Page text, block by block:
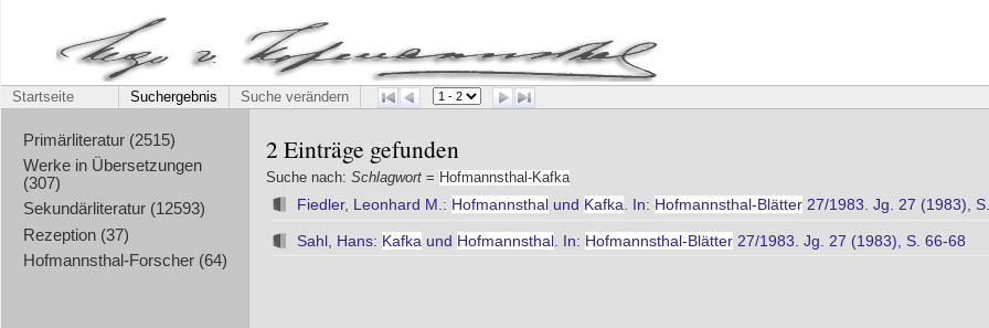
Startseite Suchergebnis Suche verändern
Primärliteratur (2515)
Werke in Übersetzungen
(307)
Sekundärliteratur (12593)
Rezeption (37)
Hofmannsthal-Forscher (64)
2 Einträge gefunden
Suche nach: Schlagwort = Hofmannsthal-Kafka
Fiedler, Leonhard M.: Hofmannsthal und Kafka. In: Hofmannsthal-Blätter 27/1983. Jg. 27 (1983),
Sahl, Hans: Kafka und Hofmannsthal . In: Hofmannsthal-Blätter 27/1983. Jg. 27 (1983), S. 66-68